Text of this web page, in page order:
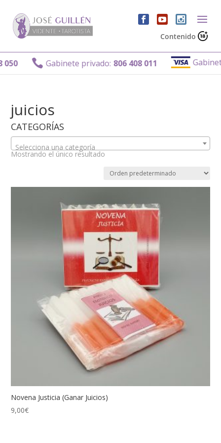
Contenido
 Gabinete privado: 806 408 011
juicios
CATEGORÍAS
Selecciona una categoría
Mostrando el único resultado
Novena Justicia (Ganar Juicios)
9,00€